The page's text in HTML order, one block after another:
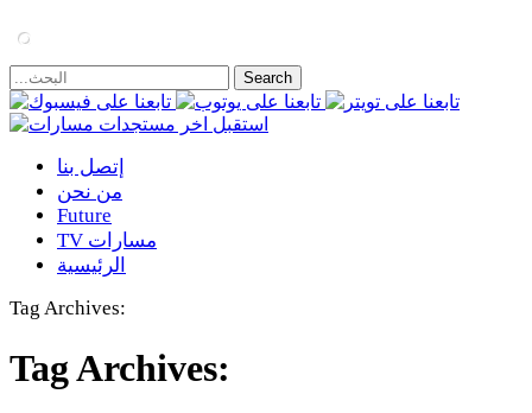
إتصل بنا
من نحن
Future
TV مسارات
الرئيسية
Tag Archives:
Tag Archives: